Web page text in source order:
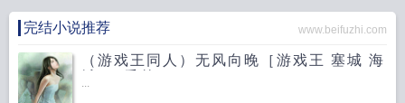
完结小说推荐 www.beifuzhi.com
（游戏王同人）无风向晚［游戏王 塞城 海
...